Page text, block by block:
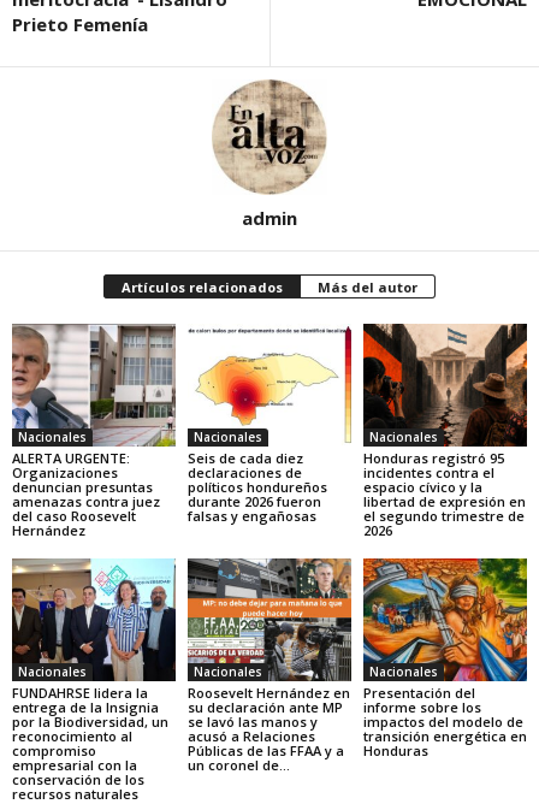
Prieto Femenía
admin
Artículos relacionados Más del autor
Nacionales
ALERTA URGENTE:
Organizaciones
denuncian presuntas
amenazas contra juez
del caso Roosevelt
Hernández
Nacionales
Seis de cada diez
declaraciones de
políticos hondureños
durante 2026 fueron
falsas y engañosas
Nacionales
Honduras registró 95
incidentes contra el
espacio cívico y la
libertad de expresión en
el segundo trimestre de
2026
Nacionales
FUNDAHRSE lidera la
entrega de la Insignia
por la Biodiversidad, un
reconocimiento al
compromiso
empresarial con la
conservación de los
recursos naturales
Nacionales
Roosevelt Hernández en
su declaración ante MP
se lavó las manos y
acusó a Relaciones
Públicas de las FFAA y a
un coronel de...
Nacionales
Presentación del
informe sobre los
impactos del modelo de
transición energética en
Honduras